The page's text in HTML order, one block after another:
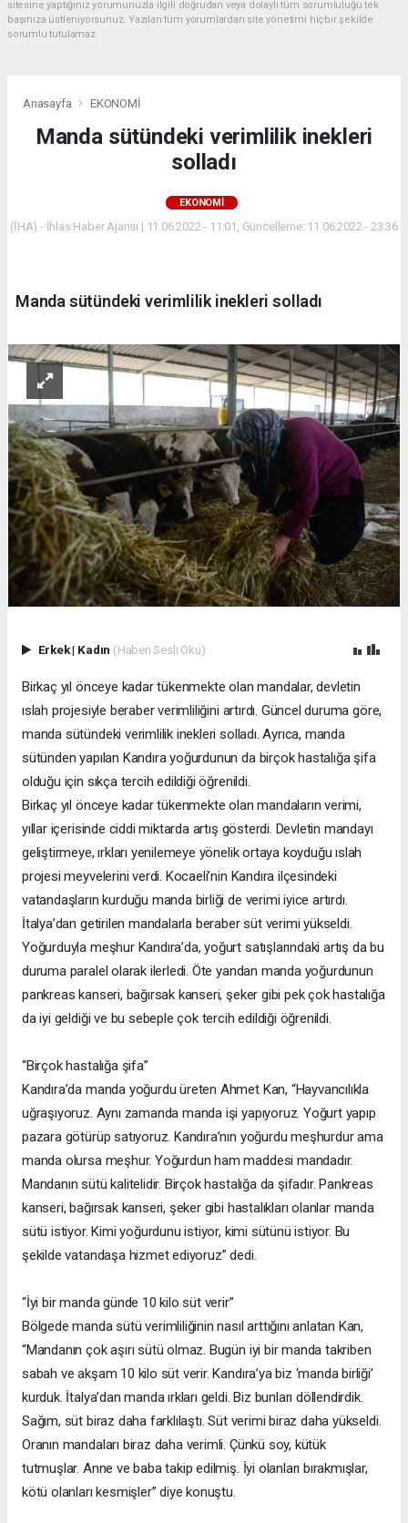
sitesine yaptığınız yorumunuzla ilgili doğrudan veya dolaylı tüm sorumluluğu tek
başınıza üstleniyorsunuz. Yazılan tüm yorumlardan site yönetimi hiçbir şekilde
sorumlu tutulamaz.
Anasayfa EKONOMİ
Manda sütündeki verimlilik inekleri
solladı
EKONOMİ
(İHA) - İhlas Haber Ajansı | 11.06.2022 - 11:01, Güncelleme: 11.06.2022 - 23:36
Manda sütündeki verimlilik inekleri solladı
Erkek| Kadın (Haberi Sesli Oku)
Birkaç yıl önceye kadar tükenmekte olan mandalar, devletin
ıslah projesiyle beraber verimliliğini artırdı. Güncel duruma göre,
manda sütündeki verimlilik inekleri solladı. Ayrıca, manda
sütünden yapılan Kandıra yoğurdunun da birçok hastalığa şifa
olduğu için sıkça tercih edildiği öğrenildi.
Birkaç yıl önceye kadar tükenmekte olan mandaların verimi,
yıllar içerisinde ciddi miktarda artış gösterdi. Devletin mandayı
geliştirmeye, ırkları yenilemeye yönelik ortaya koyduğu ıslah
projesi meyvelerini verdi. Kocaeli’nin Kandıra ilçesindeki
vatandaşların kurduğu manda birliği de verimi iyice artırdı.
İtalya’dan getirilen mandalarla beraber süt verimi yükseldi.
Yoğurduyla meşhur Kandıra’da, yoğurt satışlarındaki artış da bu
duruma paralel olarak ilerledi. Öte yandan manda yoğurdunun
pankreas kanseri, bağırsak kanseri, şeker gibi pek çok hastalığa
da iyi geldiği ve bu sebeple çok tercih edildiği öğrenildi.
“Birçok hastalığa şifa”
Kandıra’da manda yoğurdu üreten Ahmet Kan, “Hayvancılıkla
uğraşıyoruz. Aynı zamanda manda işi yapıyoruz. Yoğurt yapıp
pazara götürüp satıyoruz. Kandıra’nın yoğurdu meşhurdur ama
manda olursa meşhur. Yoğurdun ham maddesi mandadır.
Mandanın sütü kalitelidir. Birçok hastalığa da şifadır. Pankreas
kanseri, bağırsak kanseri, şeker gibi hastalıkları olanlar manda
sütü istiyor. Kimi yoğurdunu istiyor, kimi sütünü istiyor. Bu
şekilde vatandaşa hizmet ediyoruz” dedi.
“İyi bir manda günde 10 kilo süt verir”
Bölgede manda sütü verimliliğinin nasıl arttığını anlatan Kan,
“Mandanın çok aşırı sütü olmaz. Bugün iyi bir manda takriben
sabah ve akşam 10 kilo süt verir. Kandıra’ya biz ‘manda birliği’
kurduk. İtalya’dan manda ırkları geldi. Biz bunları döllendirdik.
Sağım, süt biraz daha farklılaştı. Süt verimi biraz daha yükseldi.
Oranın mandaları biraz daha verimli. Çünkü soy, kütük
tutmuşlar. Anne ve baba takip edilmiş. İyi olanları bırakmışlar,
kötü olanları kesmişler” diye konuştu.